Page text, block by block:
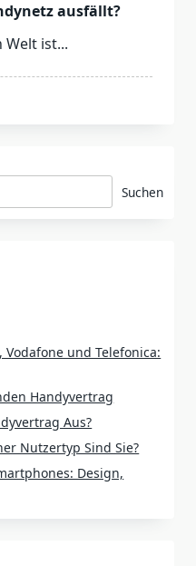
ausfällt?
ist...
Suchen
und Telefonica:
Handyvertrag
Aus?
Nutzertyp Sind Sie?
Design,